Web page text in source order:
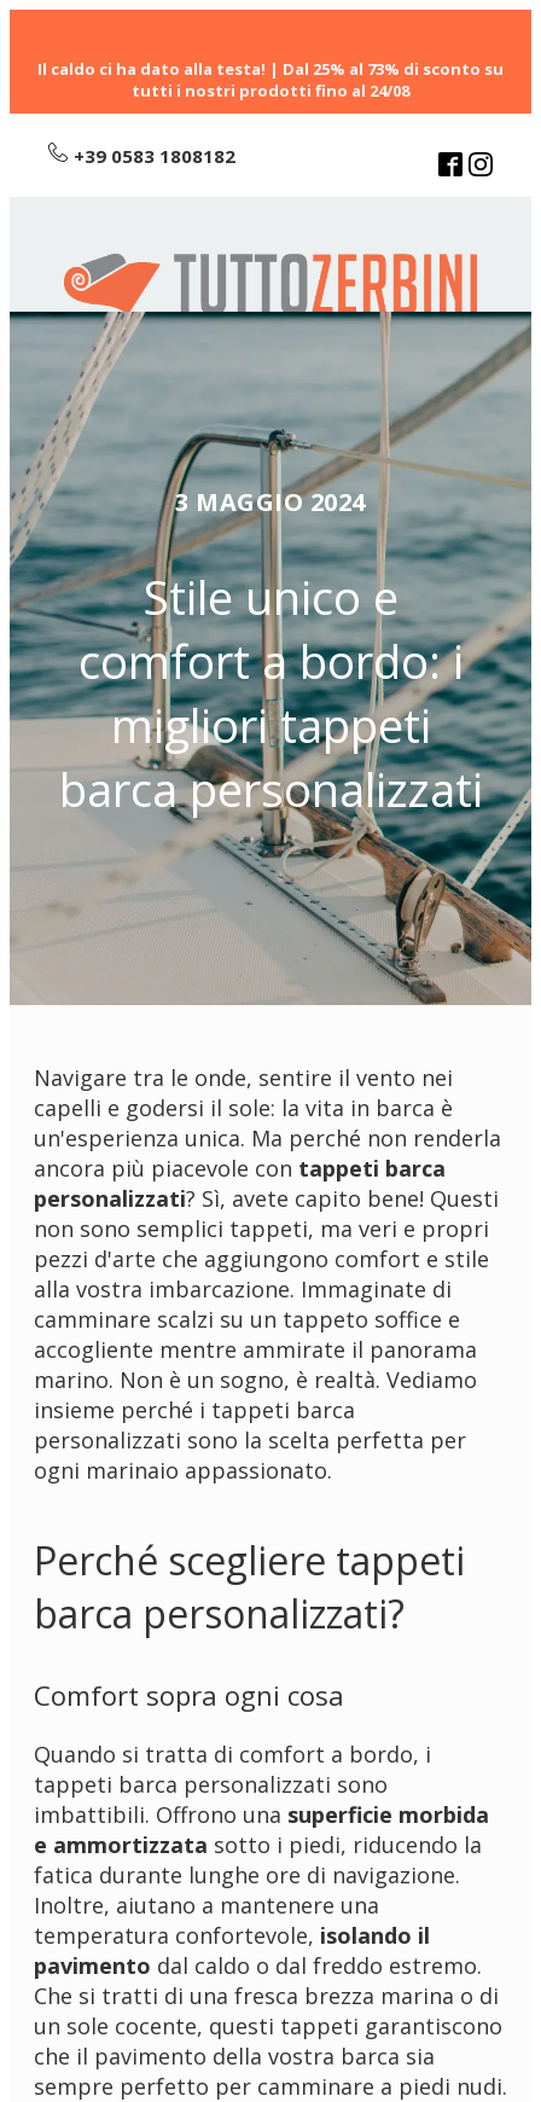
Il caldo ci ha dato alla testa! | Dal 25% al 73% di sconto su
tutti i nostri prodotti fino al 24/08
+39 0583 1808182
3 MAGGIO 2024
Stile unico e
comfort a bordo: i
migliori tappeti
barca personalizzati
Navigare tra le onde, sentire il vento nei
capelli e godersi il sole: la vita in barca è
un'esperienza unica. Ma perché non renderla
ancora più piacevole con tappeti barca
personalizzati? Sì, avete capito bene! Questi
non sono semplici tappeti, ma veri e propri
pezzi d'arte che aggiungono comfort e stile
alla vostra imbarcazione. Immaginate di
camminare scalzi su un tappeto soffice e
accogliente mentre ammirate il panorama
marino. Non è un sogno, è realtà. Vediamo
insieme perché i tappeti barca
personalizzati sono la scelta perfetta per
ogni marinaio appassionato.
Perché scegliere tappeti
barca personalizzati?
Comfort sopra ogni cosa
Quando si tratta di comfort a bordo, i
tappeti barca personalizzati sono
imbattibili. Offrono una superficie morbida
e ammortizzata sotto i piedi, riducendo la
fatica durante lunghe ore di navigazione.
Inoltre, aiutano a mantenere una
temperatura confortevole, isolando il
pavimento dal caldo o dal freddo estremo.
Che si tratti di una fresca brezza marina o di
un sole cocente, questi tappeti garantiscono
che il pavimento della vostra barca sia
sempre perfetto per camminare a piedi nudi.